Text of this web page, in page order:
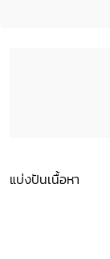
แบ่งปันเนื้อหา